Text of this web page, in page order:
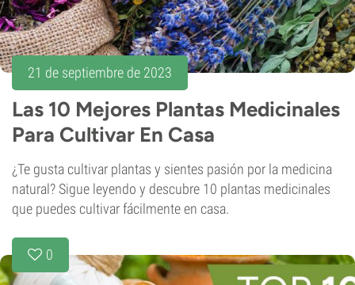
21 de septiembre de 2023
Las 10 Mejores Plantas Medicinales
Para Cultivar En Casa
¿Te gusta cultivar plantas y sientes pasión por la medicina
natural? Sigue leyendo y descubre 10 plantas medicinales
que puedes cultivar fácilmente en casa.
0